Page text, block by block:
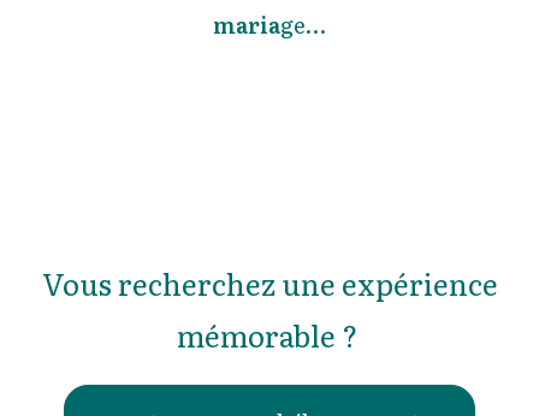
mariage…
Vous recherchez une expérience
mémorable ?